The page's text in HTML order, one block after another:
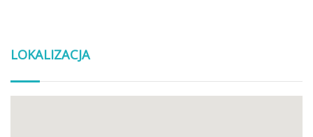
LOKALIZACJA